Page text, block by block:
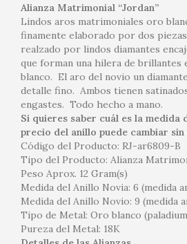
Alianza Matrimonial “Jordan”
Lindos aros matrimoniales oro
finamente elaborado por dos
realzado por lindos diamantes
que forman una hilera de brillantes
blanco. El aro del novio un
detalle fino. Ambos tienen
engastes. Todo hecho a mano.
Si quieres saber cuál es la medida
precio del anillo puede cambiar sin
Código del Producto: RJ-ar6809-B
Tipo del Producto: Alianza
Peso Aprox. 12 Gram(s)
Medida del Anillo Novia: 6 (medida
Medida del Anillo Novio: 9 (medida
Tipo de Metal: Oro blanco
Pureza del Metal: 18K